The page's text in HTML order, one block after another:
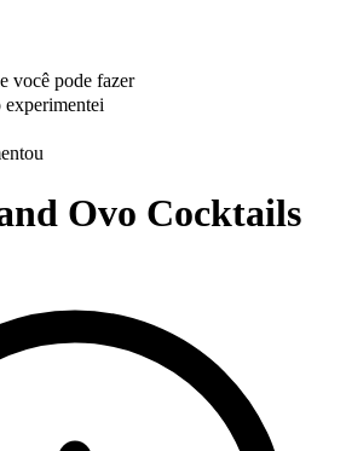
você pode fazer
experimentei
Ovo Cocktails